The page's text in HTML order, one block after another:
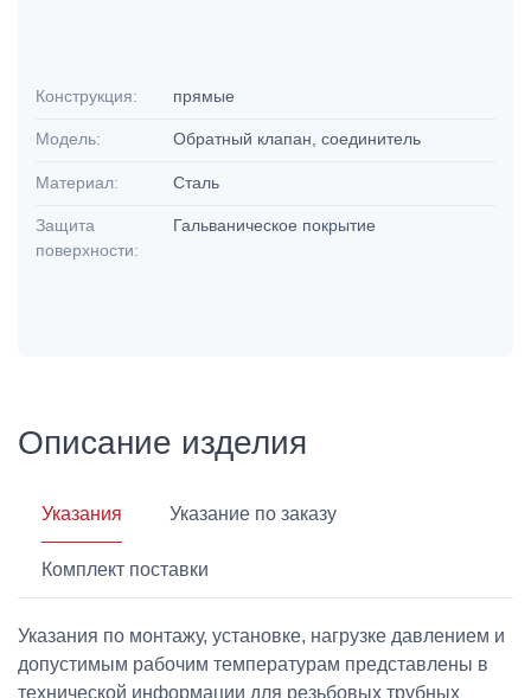
Конструкция: прямые
Модель: Обратный клапан, соединитель
Материал: Сталь
Защита
поверхности:
Гальваническое покрытие
Описание изделия
Указания Указание по заказу
Комплект поставки
Указания по монтажу, установке, нагрузке давлением и
допустимым рабочим температурам представлены в
технической информации для резьбовых трубных